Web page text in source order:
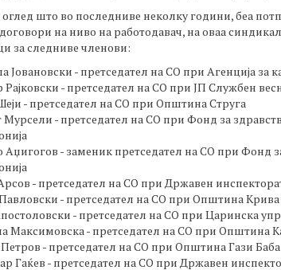
оглед што во последниве неколку години, беа
на ниво на работодавач, на оваа
за следниве членови:
Јовановски - претседател на СО при Агенција за
Рајковски - претседател на СО при ЈП Службен
- претседател на СО при Општина Струга
Мурсели - претседател на СО при Фонд за
Аџигогов - заменик претседател на СО при Фонд
- претседател на СО при Државен
- претседател на СО при Општина
- претседател на СО при Царинска
Максимовска - претседател на СО при Општина
- претседател на СО при Општина Гази Баба
Гаќев - претседател на СО при Државен